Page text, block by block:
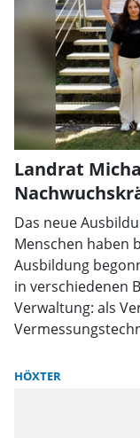
gehen.
Landrat
Das neue
Menschen haben
Ausbildung
in verschiedenen
Verwaltung: als
Kreis Höxter
HÖXTER